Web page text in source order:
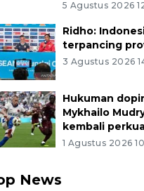
5 Agustus 2026
Ridho:
terpancing
3 Agustus 2026
Hukuman
Mykhailo
kembali
1 Agustus 2026
News